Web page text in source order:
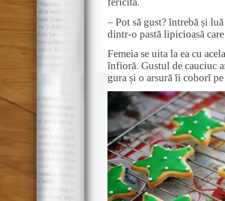
– Pot să gust? întrebă și
dintr-o pastă lipicioasă
Femeia se uita la ea cu
înfioră. Gustul de cauciuc
gura și o arsură îi coborî